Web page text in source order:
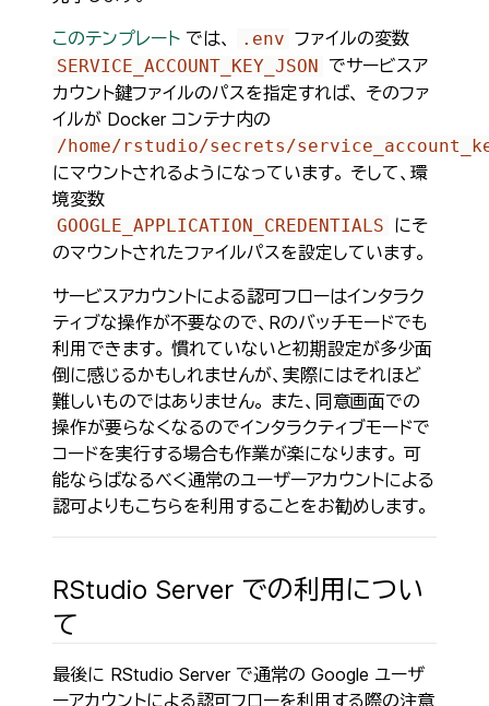
このテンプレート では、 .env ファイルの変数
SERVICE_ACCOUNT_KEY_JSON でサービスア
カウント鍵ファイルのパスを指定すれば、 そのファ
イルが Docker コンテナ内の
/home/rstudio/secrets/
にマウントされるようになっています。 そして、環
境変数
GOOGLE_APPLICATION_CREDENTIALS にそ
のマウントされたファイルパスを設定しています。
サービスアカウントによる認可フローはインタラク
ティブな操作が不要なので、Rのバッチモードでも
利用できます。 慣れていないと初期設定が多少面
倒に感じるかもしれませんが、実際にはそれほど
難しいものではありません。 また、同意画面での
操作が要らなくなるのでインタラクティブモードで
コードを実行する場合も作業が楽になります。 可
能ならばなるべく通常のユーザーアカウントによる
認可よりもこちらを利用することをお勧めします。
RStudio Server での利用につい
て
最後に RStudio Server で通常の Google ユーザ
ーアカウントによる認可フローを利用する際の注意